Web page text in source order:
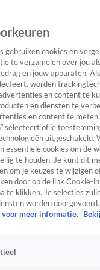
Regionieuws Het beste van
WeerTip de
gebruiken cookies en
te verzamelen over jou
en jouw apparaten.
worden
en content te
en diensten te
en content te
selecteert of je
uitgeschakeld.
essentiële cookies om de
te houden. Je kunt dit
om je keuzes te wijzigen
door op de link Cookie-
te klikken. Je selecties
worden doorgevoerd.
meer informatie.